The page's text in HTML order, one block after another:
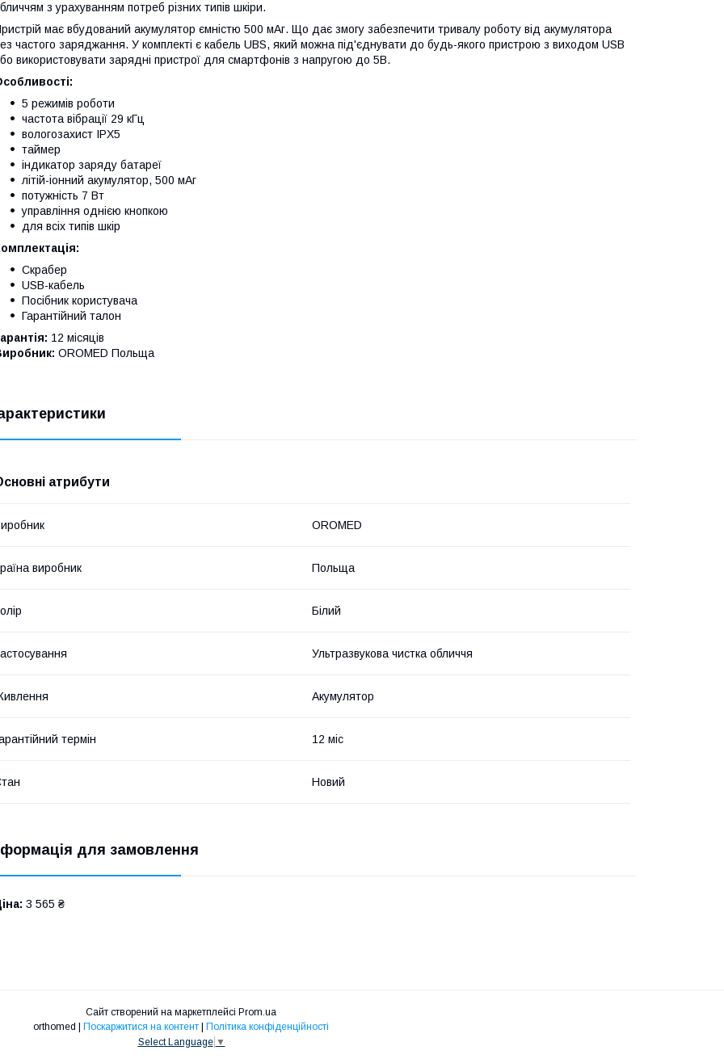
з урахуванням потреб різних типів шкіри.
має вбудований акумулятор ємністю 500 мАг. Що дає змогу забезпечити тривалу роботу від акумулятора
частого заряджання. У комплекті є кабель UBS, який можна під'єднувати до будь-якого пристрою з виходом USB
використовувати зарядні пристрої для смартфонів з напругою до 5В.
5 режимів роботи
частота вібрації 29 кГц
вологозахист IPX5
таймер
індикатор заряду батареї
літій-іонний акумулятор, 500 мАг
потужність 7 Вт
управління однією кнопкою
для всіх типів шкір
Скрабер
USB-кабель
Посібник користувача
Гарантійний талон
12 місяців
OROMED Польща
атрибути
OROMED
виробник Польща
Білий
Ультразвукова чистка обличчя
Акумулятор
термін 12 міс
Новий
для замовлення
3 565 ₴
Сайт створений на маркетплейсі Prom.ua
Поскаржитися на контент
Політика конфіденційності
Select Language ▼